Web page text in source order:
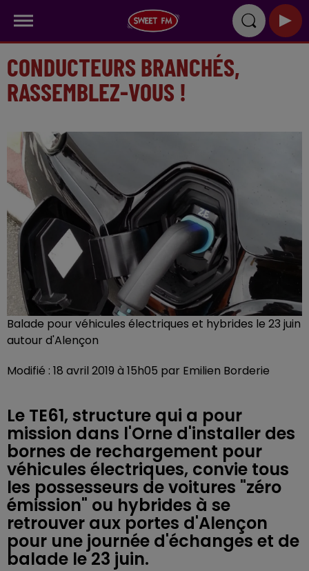
CONDUCTEURS BRANCHÉS,
RASSEMBLEZ-VOUS !
Balade pour véhicules électriques et hybrides le 23 juin
autour d'Alençon
Modifié : 18 avril 2019 à 15h05 par Emilien Borderie
Le TE61, structure qui a pour
mission dans l'Orne d'installer des
bornes de rechargement pour
véhicules électriques, convie tous
les possesseurs de voitures "zéro
émission" ou hybrides à se
retrouver aux portes d'Alençon
pour une journée d'échanges et de
balade le 23 juin.